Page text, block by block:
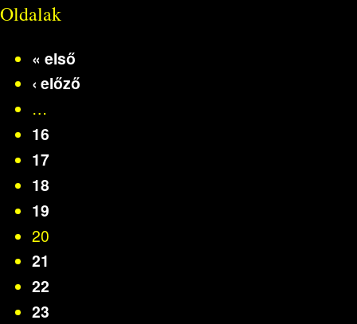
Oldalak
« első
‹ előző
…
16
17
18
19
20
21
22
23